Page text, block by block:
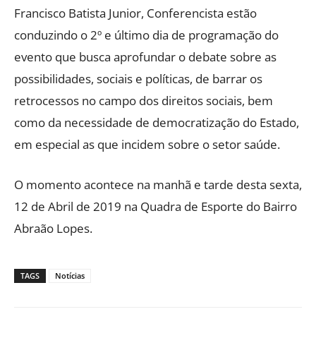
Francisco Batista Junior, Conferencista estão
conduzindo o 2º e último dia de programação do
evento que busca aprofundar o debate sobre as
possibilidades, sociais e políticas, de barrar os
retrocessos no campo dos direitos sociais, bem
como da necessidade de democratização do Estado,
em especial as que incidem sobre o setor saúde.
O momento acontece na manhã e tarde desta sexta,
12 de Abril de 2019 na Quadra de Esporte do Bairro
Abraão Lopes.
TAGS Notícias